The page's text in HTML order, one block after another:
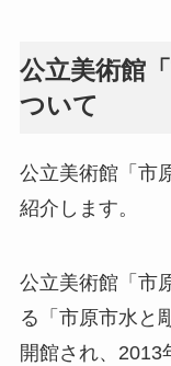
公立美術館
ついて
公立美術館「市
紹介します。
公立美術館「市
る「市原市水と
開館され、2013